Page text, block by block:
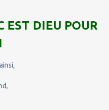
EST DIEU POUR